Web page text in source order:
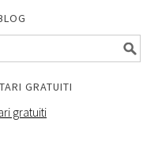
GRATUITI